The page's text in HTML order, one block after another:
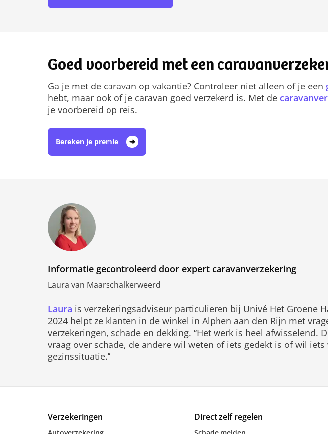
Goed voorbereid met een
Ga je met de caravan op vakantie? Controleer niet alleen of je een
hebt, maar ook of je caravan goed verzekerd is. Met de
je voorbereid op reis.
Bereken je premie
Informatie gecontroleerd door expert caravanverzekering
Laura van Maarschalkerweerd
Laura is verzekeringsadviseur particulieren bij Univé Het Groene
2024 helpt ze klanten in de winkel in Alphen aan den Rijn met
verzekeringen, schade en dekking. “Het werk is heel afwisselend.
vraag over schade, de andere wil weten of iets gedekt is of wil
gezinssituatie.”
Verzekeringen Direct zelf regelen